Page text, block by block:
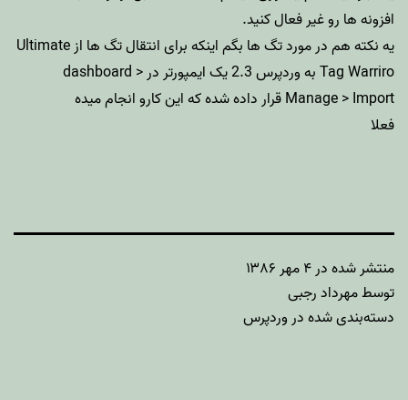
افزونه ها رو غیر فعال کنید.
یه نکته هم در مورد تگ ها بگم اینکه برای انتقال تگ ها ازUltimate
Tag Warriro
به وردپرس 2.3 یک ایمپورتر در dashboard >
Manage > Import قرار داده شده که این کارو انجام میده
فعلا
منتشر شده در۴ مهر ۱۳۸۶
توسطمهرداد رجبی
دسته‌بندی شده در وردپرس